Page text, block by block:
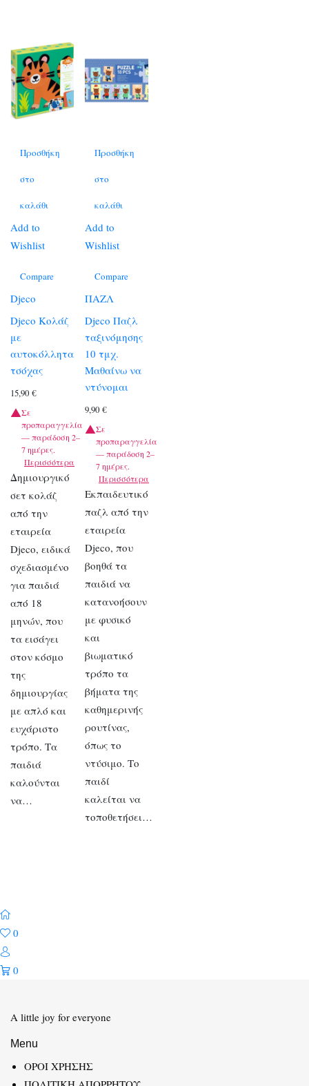
Προσθήκη
στο
καλάθι
Add to
Wishlist
Compare
Djeco
Djeco Κολάζ
με
αυτοκόλλητα
τσόχας
15,90 €
Σε
προπαραγγελία
— παράδοση 2–
7 ημέρες.
Περισσότερα
Δημιουργικό
σετ κολάζ
από την
εταιρεία
Djeco, ειδικά
σχεδιασμένο
για παιδιά
από 18
μηνών, που
τα εισάγει
στον κόσμο
της
δημιουργίας
με απλό και
ευχάριστο
τρόπο. Τα
παιδιά
καλούνται
να…
Προσθήκη
στο
καλάθι
Add to
Wishlist
Compare
ΠΑΖΛ
Djeco Παζλ
ταξινόμησης
10 τμχ.
Μαθαίνω να
ντύνομαι
9,90€
Σε
προπαραγγελία
— παράδοση 2–
7 ημέρες.
Περισσότερα
Εκπαιδευτικό
παζλ από την
εταιρεία
Djeco, που
βοηθά τα
παιδιά να
κατανοήσουν
με φυσικό
και
βιωματικό
τρόπο τα
βήματα της
καθημερινής
ρουτίνας,
όπως το
ντύσιμο. Το
παιδί
καλείται να
τοποθετήσει…
0
0
A little joy for everyone
Menu
ΟΡΟΙ ΧΡΗΣΗΣ